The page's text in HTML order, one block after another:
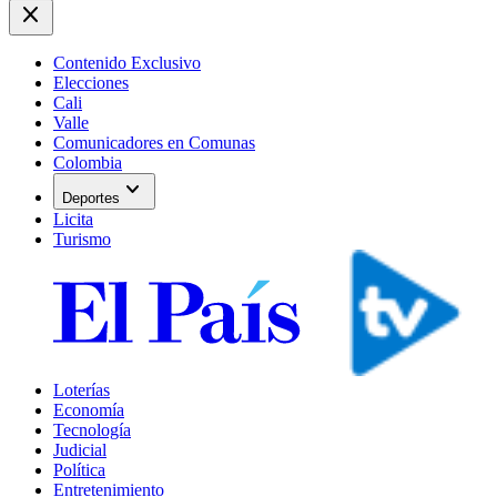
close
Contenido Exclusivo
Elecciones
Cali
Valle
Comunicadores en Comunas
Colombia
Deportes expand_more
Licita
Turismo
Loterías
Economía
Tecnología
Judicial
Política
Entretenimiento